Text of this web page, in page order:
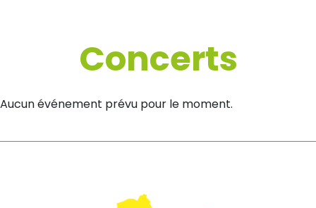
Concerts
Aucun événement prévu pour le moment.